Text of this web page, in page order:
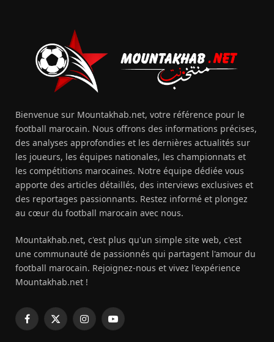
Bienvenue sur Mountakhab.net, votre référence pour le
football marocain. Nous offrons des informations précises,
des analyses approfondies et les dernières actualités sur
les joueurs, les équipes nationales, les championnats et
les compétitions marocaines. Notre équipe dédiée vous
apporte des articles détaillés, des interviews exclusives et
des reportages passionnants. Restez informé et plongez
au cœur du football marocain avec nous.
Mountakhab.net, c'est plus qu'un simple site web, c'est
une communauté de passionnés qui partagent l'amour du
football marocain. Rejoignez-nous et vivez l'expérience
Mountakhab.net !
Facebook
X
InstagramYouTube